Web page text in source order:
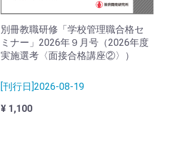
別冊教職研修「学校管理職合格セ
ミナー」2026年９月号（2026年度
実施選考〈面接合格講座②〉）
[刊行日]2026-08-19
¥ 1,100